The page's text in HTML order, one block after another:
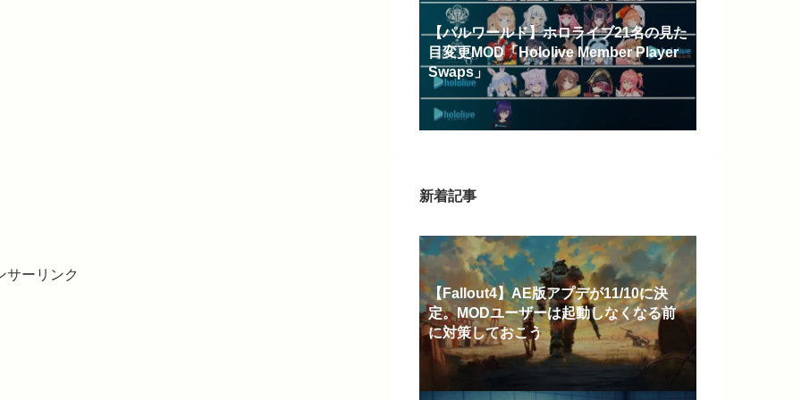
サーリンク
【パルワールド】ホロライブ21名の見た
目変更MOD「Hololive Member Player
Swaps」
新着記事
【Fallout4】AE版アプデが11/10に決
定。MODユーザーは起動しなくなる前
に対策しておこう